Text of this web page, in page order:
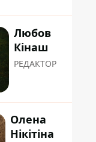
Любов
Кінаш
РЕДАКТОР
Олена
Нікітіна